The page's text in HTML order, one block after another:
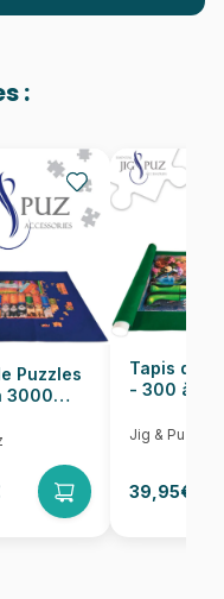
cm
:
Puzzles
3000
Tapis de
- 300 à
Jig & Puz
39,95€